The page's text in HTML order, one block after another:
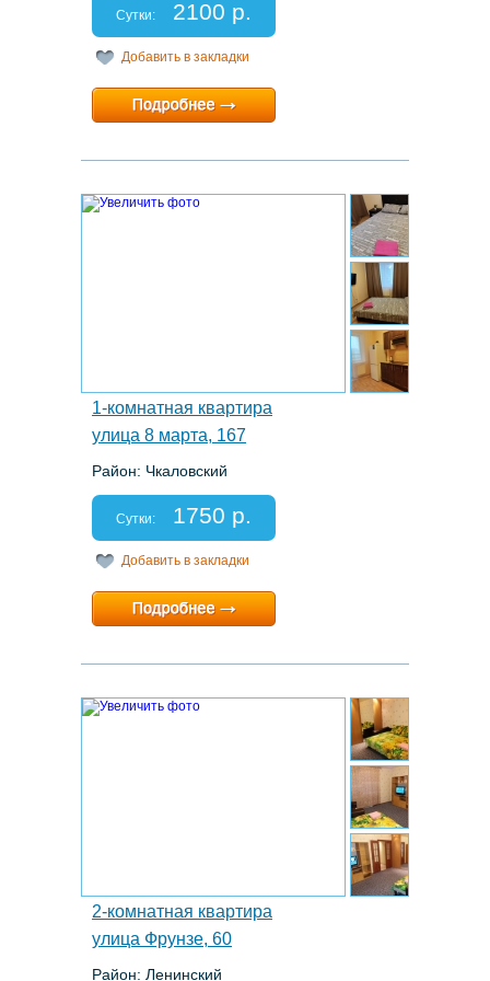
Отчетные документы: есть
Сутки: 2100 р.
Добавить в закладки
Минимальный срок:1 суток
Расчетный час:12:00
1-комнатная квартира
улица 8 марта, 167
Район: Чкаловский
Спальных мест: 2+1
Отчетные документы: есть
Сутки: 1750 р.
Добавить в закладки
Минимальный срок:1 суток
Расчетный час:12:00
2-комнатная квартира
улица Фрунзе, 60
Район: Ленинский